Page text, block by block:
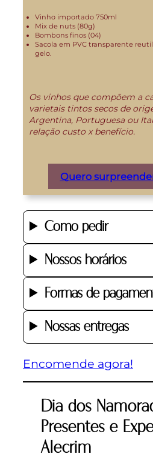
Vinho importado 750ml
Mix de nuts (80g)
Bombons finos (04)
Sacola em PVC transparente
gelo.
Os vinhos que compõem a
varietais tintos secos de
Argentina, Portuguesa ou
relação custo x benefício.
Quero
Como pedir
Nossos horários
Formas de
Nossas entregas
Encomende agora!
Dia dos
Presentes e
Alecrim